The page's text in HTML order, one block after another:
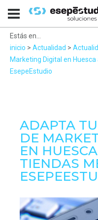
Estás en...
inicio > Actualidad >
Marketing Digital en
EsepeEstudio
ADAPTA
DE
EN
TIENDAS